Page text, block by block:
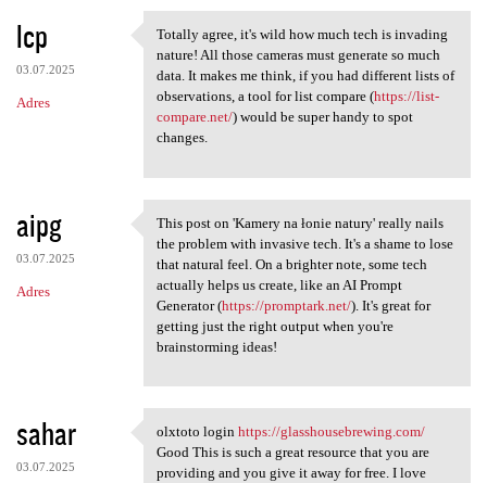
lcp
03.07.2025
Adres
Totally agree, it's wild how
Totally agree, it's wild how much tech is invading
nature! All those cameras must generate so much
data. It makes me think, if you had different lists of
observations, a tool for list compare (https://list-
compare.net/) would be super handy to spot
changes.
aipg
03.07.2025
Adres
This post on 'Kamery na łonie
This post on 'Kamery na łonie natury' really nails
the problem with invasive tech. It's a shame to lose
that natural feel. On a brighter note, some tech
actually helps us create, like an AI Prompt
Generator (https://promptark.net/). It's great for
getting just the right output when you're
brainstorming ideas!
sahar
03.07.2025
olxtoto login https:/
olxtoto login https://glasshousebrewing.com/
Good This is such a great resource that you are
providing and you give it away for free. I love